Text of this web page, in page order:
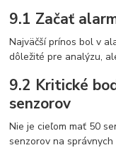
9.1 Začať
Najväčší prínos bol v
dôležité pre analýzu,
9.2 Kritické
senzorov
Nie je cieľom mať 50
senzorov na správnych